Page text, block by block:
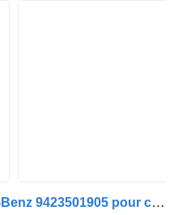
Barre de réaction Mercedes-Benz 9423501905 pour camion Mercedes-Benz Actros MP4 2545 Euro6